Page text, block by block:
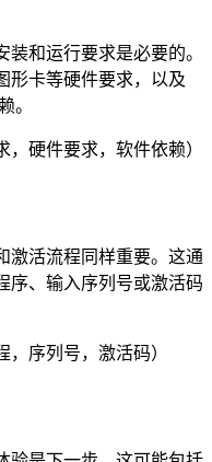
和运行要求是必要的。
形卡等硬件要求，以及
。
，硬件要求，软件依赖）
激活流程同样重要。这通
序、输入序列号或激活码
，序列号，激活码）